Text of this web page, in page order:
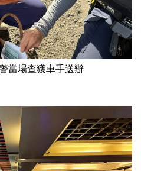
當場查獲車手送辦